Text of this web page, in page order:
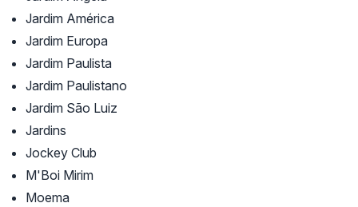
Jardim América
Jardim Europa
Jardim Paulista
Jardim Paulistano
Jardim São Luiz
Jardins
Jockey Club
M'Boi Mirim
Moema